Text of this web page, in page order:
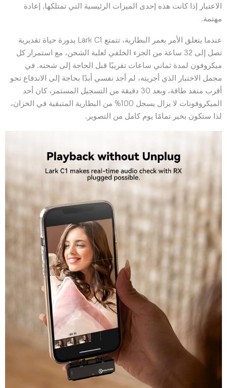
الاعتبار إذا كانت هذه إحدى الميزات الرئيسية التي تمتلكها. إعادة
مهتمة.
عندما يتعلق الأمر بعمر البطارية، تتمتع Lark C1 بدورة حياة تقديرية
تصل إلى 32 ساعة من الجزء الخلفي لعلبة الشحن، مع استمرار كل
ميكروفون لمدة ثماني ساعات تقريبًا قبل الحاجة إلى شحنه. في
مجمل الاختبار الذي أجريته، لم أجد نفسي أبدًا بحاجة إلى الاندفاع نحو
أقرب منفذ طاقة، وبعد 30 دقيقة من التسجيل المستمر، كان أحد
الميكروفونات لا يزال يسجل 100% من البطارية المتبقية في الخزان،
لذا ستكون بخير تمامًا يوم كامل من التصوير.